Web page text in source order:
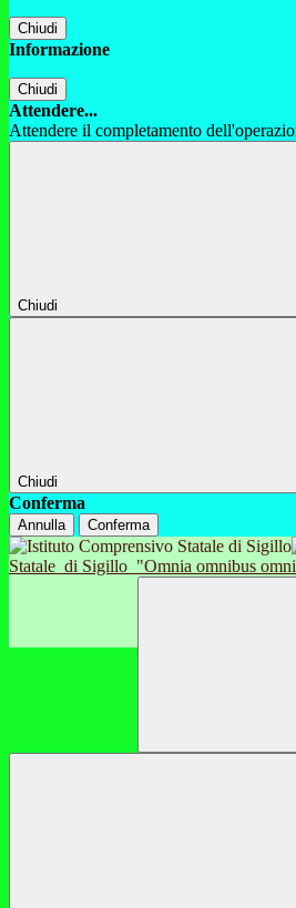
Chiudi
Informazione
Chiudi
Attendere...
Attendere il completamento
Chiudi
Chiudi
Conferma
Annulla Conferma
Statale di Sigillo "Omnia omnibus